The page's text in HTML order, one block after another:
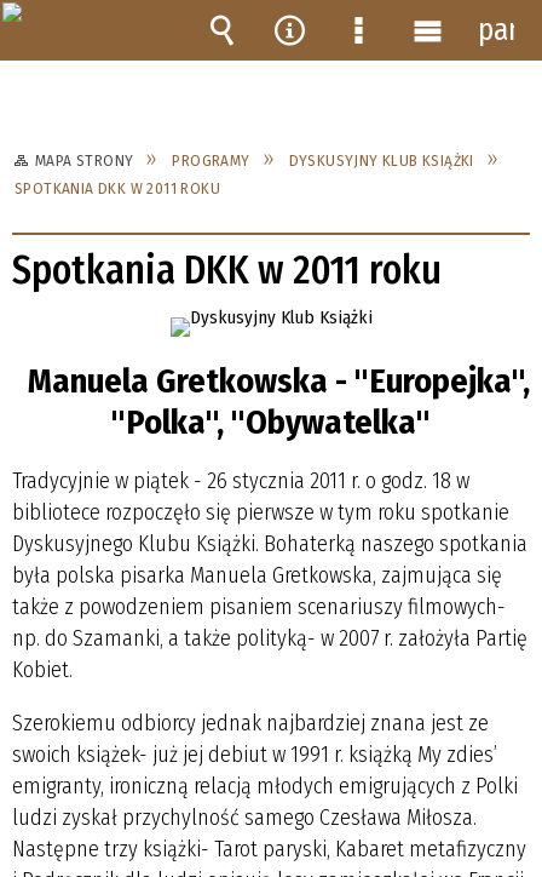
MAPA STRONY PROGRAMY
DYSKUSYJNY KLUB KSIĄŻKI
SPOTKANIA DKK W 2011 ROKU
Spotkania DKK w 2011 roku
Manuela Gretkowska - "Europejka",
"Polka", "Obywatelka"
Tradycyjnie w piątek - 26 stycznia 2011 r. o godz. 18 w
bibliotece rozpoczęło się pierwsze w tym roku spotkanie
Dyskusyjnego Klubu Książki. Bohaterką naszego spotkania
była polska pisarka Manuela Gretkowska, zajmująca się
także z powodzeniem pisaniem scenariuszy filmowych-
np. do Szamanki, a także polityką- w 2007 r. założyła Partię
Kobiet.
Szerokiemu odbiorcy jednak najbardziej znana jest ze
swoich książek- już jej debiut w 1991 r. książką My zdies’
emigranty, ironiczną relacją młodych emigrujących z Polki
ludzi zyskał przychylność samego Czesława Miłosza.
Następne trzy książki- Tarot paryski, Kabaret metafizyczny
Wyszukiwarka
Narzędzia
MenuMenu